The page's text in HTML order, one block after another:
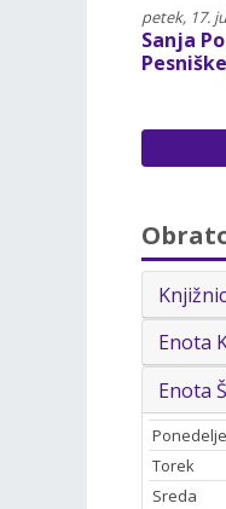
petek, 17.
Sanja
Enota
Enota
Torek
Sreda